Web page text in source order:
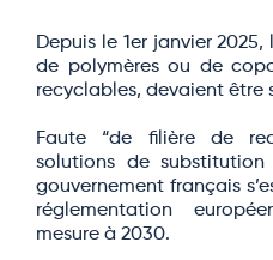
Depuis le 1er janvier
de polymères ou de
recyclables, devaient être
Faute “de filière de
solutions de
gouvernement français
réglementation
mesure à 2030.